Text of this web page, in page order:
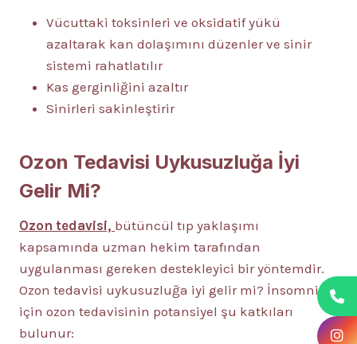
Vücuttaki toksinleri ve oksidatif yükü
azaltarak kan dolaşımını düzenler ve sinir
sistemi rahatlatılır
Kas gerginliğini azaltır
Sinirleri sakinleştirir
Ozon Tedavisi Uykusuzluğa İyi
Gelir Mi?
Ozon tedavisi, bütüncül tıp yaklaşımı
kapsamında uzman hekim tarafından
uygulanması gereken destekleyici bir yöntemdir.
Ozon tedavisi uykusuzluğa iyi gelir mi? İnsomnia
için ozon tedavisinin potansiyel şu katkıları
bulunur: